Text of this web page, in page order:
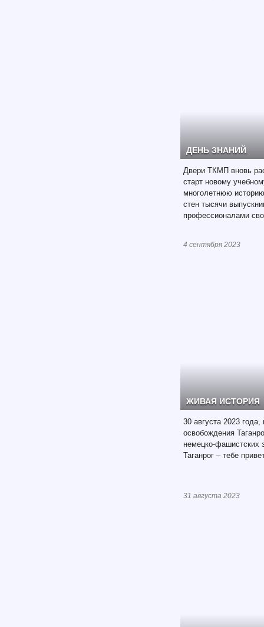
ДЕНЬ ЗНАНИЙ
Двери ТКМП вновь
старт новому
многолетнюю
стен тысячи
профессионалами
4 сентября 2023
ЖИВАЯ ИСТОРИЯ
30 августа 2023
освобождения
немецко-фашистских
Таганрог – тебе
31 августа 2023